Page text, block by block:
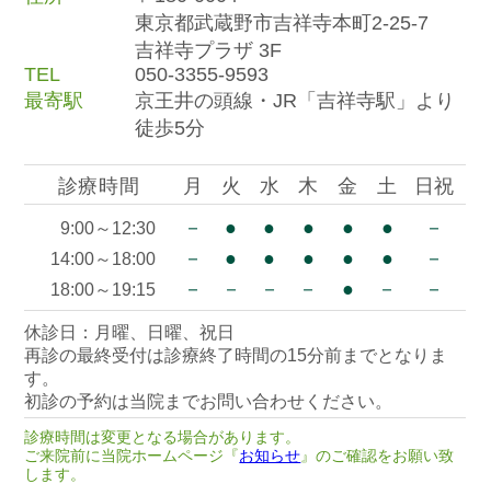
東京都武蔵野市吉祥寺本町2-25-7
吉祥寺プラザ 3F
TEL
050-3355-9593
最寄駅
京王井の頭線・JR「吉祥寺駅」より
徒歩5分
休診日：月曜、日曜、祝日
再診の最終受付は診療終了時間の15分前までとなりま
す。
初診の予約は当院までお問い合わせください。
診療時間 月 火 水 木 金 土 日祝
9:00～12:30 － ● ● ● ● ● －
14:00～18:00 － ● ● ● ● ● －
18:00～19:15 － － － － ● － －
診療時間は変更となる場合があります。
ご来院前に当院ホームページ『お知らせ 』のご確認をお願い致
します。